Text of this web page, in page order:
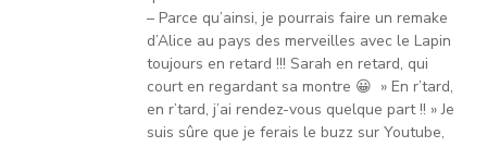
– Parce qu’ainsi, je pourrais faire un remake
d’Alice au pays des merveilles avec le Lapin
toujours en retard !!! Sarah en retard, qui
court en regardant sa montre 😀 » En r’tard,
en r’tard, j’ai rendez-vous quelque part !! » Je
suis sûre que je ferais le buzz sur Youtube,